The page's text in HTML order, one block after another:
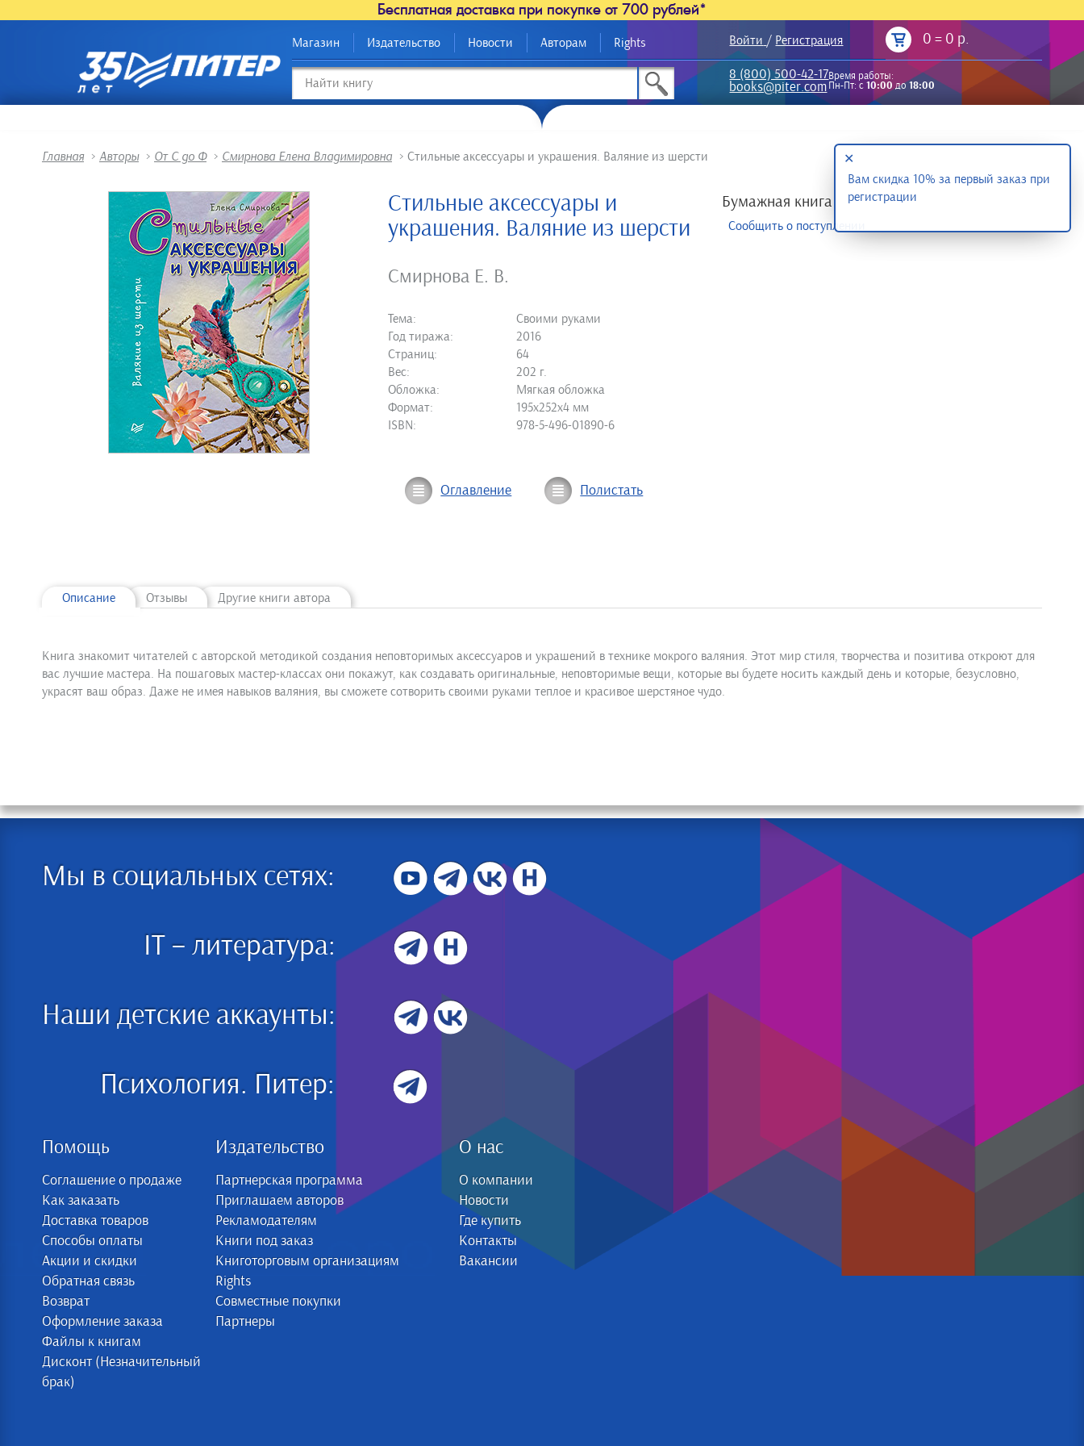
Бесплатная доставка при покупке от 700 рублей*
Магазин Издательство Новости Авторам Rights Войти / Регистрация 0 = 0 р.
8 (800) 500-42-17
books@piter.com
Время работы:
Пн-Пт: с10:00до18:00
Главная > Авторы > От С до Ф > Смирнова Елена Владимировна > Стильные аксессуары и украшения. Валяние из шерсти
Стильные аксессуары и
украшения. Валяние из шерсти
Смирнова Е. В.
Тема:
Своими руками
Год тиража:
2016
Страниц:
64
Вес:
202 г.
Обложка:
Мягкая обложка
Формат:
195х252х4 мм
ISBN:
978-5-496-01890-6
Бумажная книга
Сообщить о поступлении
Оглавление Полистать
Описание Отзывы Другие книги автора
Книга знакомит читателей с авторской методикой создания неповторимых аксессуаров и украшений в технике мокрого валяния. Этот мир стиля, творчества и позитива откроют для
вас лучшие мастера. На пошаговых мастер-классах они покажут, как создавать оригинальные, неповторимые вещи, которые вы будете носить каждый день и которые, безусловно,
украсят ваш образ. Даже не имея навыков валяния, вы сможете сотворить своими руками теплое и красивое шерстяное чудо.
Мы в социальных сетях:
IT – литература:
Наши детские аккаунты:
Психология. Питер:
Помощь
Соглашение о продаже
Как заказать
Доставка товаров
Способы оплаты
Акции и скидки
Обратная связь
Возврат
Оформление заказа
Файлы к книгам
Дисконт (Незначительный
брак)
Издательство
Партнерская программа
Приглашаем авторов
Рекламодателям
Книги под заказ
Книготорговым организациям
Rights
Совместные покупки
Партнеры
О нас
О компании
Новости
Где купить
Контакты
Вакансии
Вам скидка 10% за первый заказ при
регистрации
✕